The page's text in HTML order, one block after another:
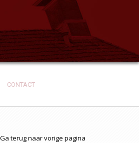
CONTACT
Ga terug naar vorige pagina